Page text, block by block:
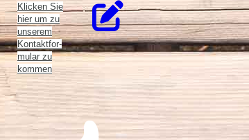
Klicken Sie
hier um zu
unserem
Kon­takt­for­
mu­lar zu
kommen